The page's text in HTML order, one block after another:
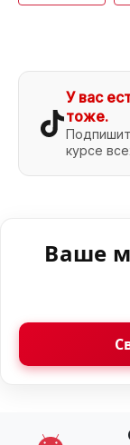
У вас
тоже.
курсе
Ваше